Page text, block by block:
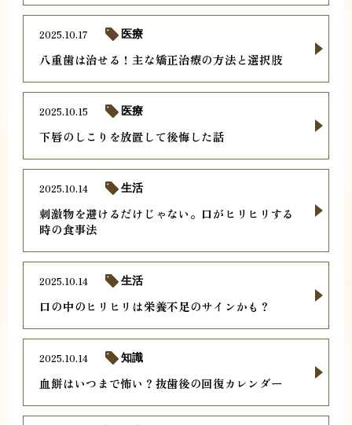
八重歯は治せる！主な矯正治療の方法と選択肢
2025.10.17 医療
下唇のしこりを放置して後悔した話
2025.10.15 医療
刺激物を避けるだけじゃない。口がヒリヒリする
時の食事法
2025.10.14 生活
口の中のヒリヒリは栄養不足のサインかも？
2025.10.14 生活
血餅はいつまで怖い？抜歯後の回復カレンダー
2025.10.14 知識